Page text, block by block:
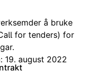
å bruke
for tenders) for
19. august 2022